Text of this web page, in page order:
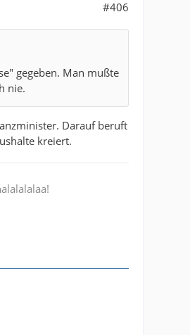
#406
gegeben. Man mußte
nie.
Darauf beruft
kreiert.